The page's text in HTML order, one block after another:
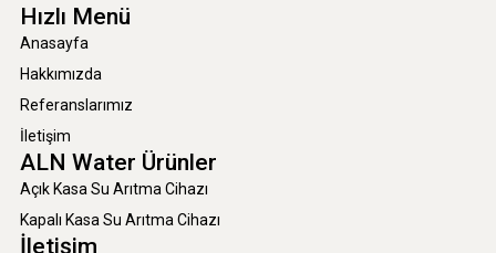
Hızlı Menü
Anasayfa
Hakkımızda
Referanslarımız
İletişim
ALN Water Ürünler
Açık Kasa Su Arıtma Cihazı
Kapalı Kasa Su Arıtma Cihazı
İletişim